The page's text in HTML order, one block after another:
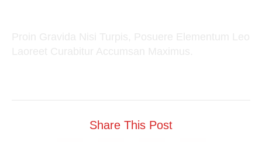
Share This Post